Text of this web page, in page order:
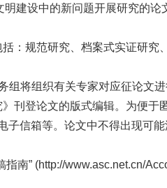
建设中的新问题开展研究的论
：规范研究、档案式实证研
组将组织有关专家对应征论文
刊登论文的版式编辑。为便
子信箱等。论文中不得出现可
指南” (http://www.asc.net.cn/